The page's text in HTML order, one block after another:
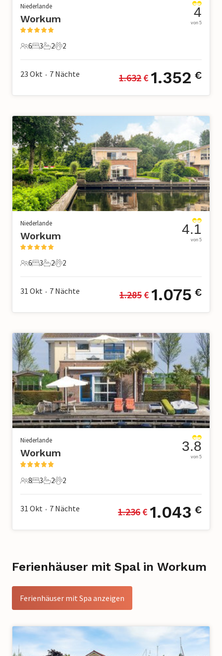
Niederlande
Workum
6 Gäste
6
3 Schlafzimmer
3
2 Badezimmer
2
2 Haustiere
2
4
von 5
23 Okt • 7 Nächte 1.632 € 1.352 €
Niederlande
Workum
6 Gäste
6
3 Schlafzimmer
3
2 Badezimmer
2
2 Haustiere
2
4.1
von 5
31 Okt • 7 Nächte 1.285 € 1.075 €
Niederlande
Workum
8 Gäste
8
3 Schlafzimmer
3
2 Badezimmer
2
2 Haustiere
2
3.8
von 5
31 Okt • 7 Nächte 1.236 € 1.043 €
Ferienhäuser mit Spal in Workum
Ferienhäuser mit Spa anzeigen